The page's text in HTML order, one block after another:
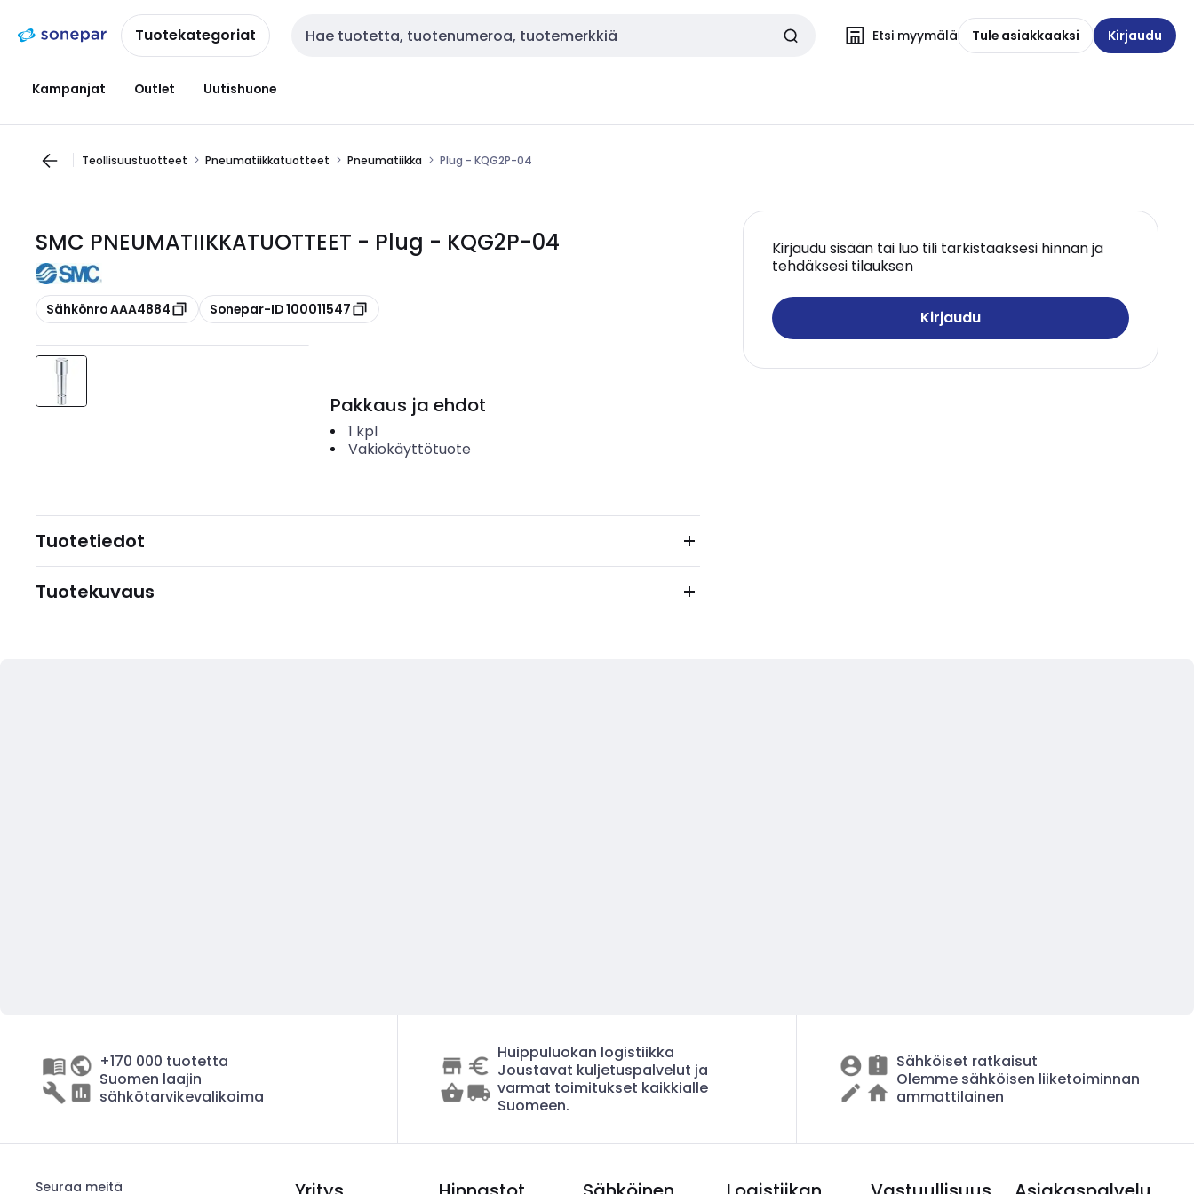
navigointiinsisältöönTuotekategoriat Haku Etsi myymälä Tule asiakkaaksi Kirjaudu
Kampanjat Outlet Uutishuone
Teollisuustuotteet Pneumatiikkatuotteet Pneumatiikka Plug - KQG2P-04
SMC PNEUMATIIKKATUOTTEET - Plug - KQG2P-04
Kopioi
Sähkönro AAA4884 Kopioi
Sonepar-ID 100011547
Kirjaudu sisään tai luo tili tarkistaaksesi hinnan ja
tehdäksesi tilauksen
Kirjaudu
Pakkaus ja ehdot
1 kpl
Vakiokäyttötuote
Tuotetiedot
Tuotekuvaus
+170 000 tuotetta
Suomen laajin
sähkötarvikevalikoima
Huippuluokan logistiikka
Joustavat kuljetuspalvelut ja
varmat toimitukset kaikkialle
Suomeen.
Sähköiset ratkaisut
Olemme sähköisen liiketoiminnan
ammattilainen
Seuraa meitä